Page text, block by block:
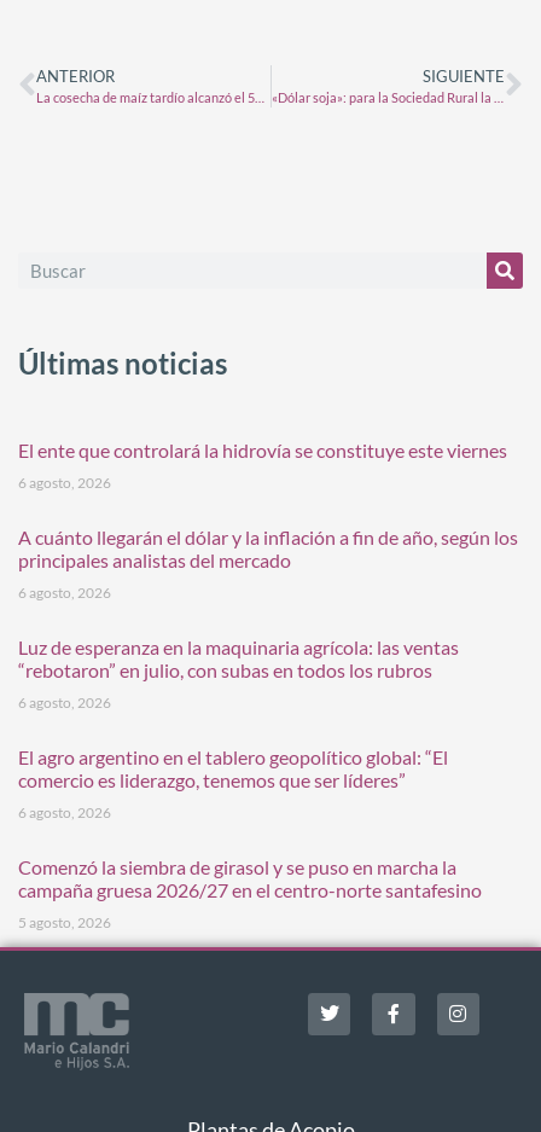
ANTERIOR SIGUIENTE
Últimas noticias
El ente que controlará la hidrovía se constituye este viernes
6 agosto, 2026
A cuánto llegarán el dólar y la inflación a fin de año, según los
principales analistas del mercado
6 agosto, 2026
Luz de esperanza en la maquinaria agrícola: las ventas
“rebotaron” en julio, con subas en todos los rubros
6 agosto, 2026
El agro argentino en el tablero geopolítico global: “El
comercio es liderazgo, tenemos que ser líderes”
6 agosto, 2026
Comenzó la siembra de girasol y se puso en marcha la
campaña gruesa 2026/27 en el centro-norte santafesino
5 agosto, 2026